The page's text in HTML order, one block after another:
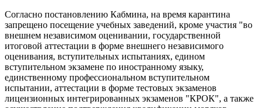
Согласно постановлению Кабмина, на время карантина
запрещено посещение учебных заведений, кроме участия "во
внешнем независимом оценивании, государственной
итоговой аттестации в форме внешнего независимого
оценивания, вступительных испытаниях, едином
вступительном экзамене по иностранному языку,
единственному профессиональном вступительном
испытании, аттестации в форме тестовых экзаменов
лицензионных интегрированных экзаменов "КРОК", а также